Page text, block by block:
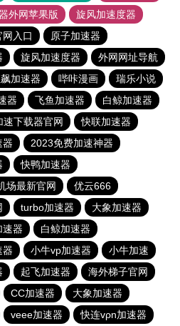
外网苹果版
旋风加速度器
入口
原子加速器
旋风加速度器
外网网址导航
加速器 哔咔漫画
瑞乐小说
器 飞鱼加速器
白鲸加速器
速下载器官网
快联加速器
器
2023免费加速神器
快鸭加速器
场最新官网
优云666
turbo加速器
大象加速器
速器
白鲸加速器
器 小牛vp加速器
小牛加速
起飞加速器
海外梯子官网
CC加速器
大象加速器
veee加速器 快连vρn加速器